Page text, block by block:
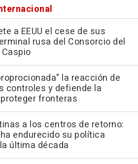
a EEUU el cese de sus
rusa del Consorcio del
la reacción de
controles y defiende la
fronteras
a los centros de retorno:
endurecido su política
última década